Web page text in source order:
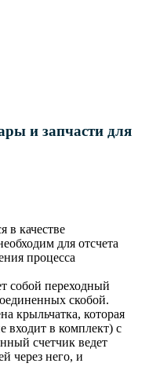
и запчасти для
в качестве
для отсчета
процесса
собой переходный
скобой.
крыльчатка, которая
входит в комплект) с
счетчик ведет
через него, и